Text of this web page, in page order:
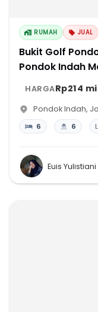
RUMAH JUAL
Bukit Golf
Pondok Indah
HARGARp214
Pondok Indah,
6 6
Euis Yulistiani